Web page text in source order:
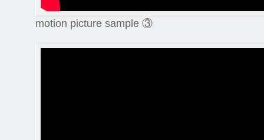
motion picture sample ③